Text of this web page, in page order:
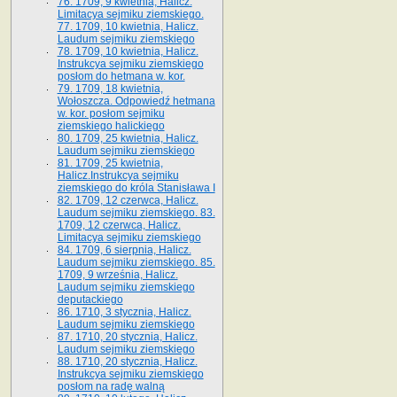
Limitacya sejmiku ziemskiego.
77. 1709, 10 kwietnia, Halicz.
Laudum sejmiku ziemskiego
78. 1709, 10 kwietnia, Halicz.
Instrukcya sejmiku ziemskiego
posłom do hetmana w. kor.
79. 1709, 18 kwietnia,
Wołoszcza. Odpowiedź hetmana
w. kor. posłom sejmiku
ziemskiego halickiego
80. 1709, 25 kwietnia, Halicz.
Laudum sejmiku ziemskiego
81. 1709, 25 kwietnia,
Halicz.Instrukcya sejmiku
ziemskiego do króla Stanisława I
82. 1709, 12 czerwca, Halicz.
Laudum sejmiku ziemskiego. 83.
1709, 12 czerwca, Halicz.
Limitacya sejmiku ziemskiego
84. 1709, 6 sierpnia, Halicz.
Laudum sejmiku ziemskiego. 85.
1709, 9 września, Halicz.
Laudum sejmiku ziemskiego
deputackiego
86. 1710, 3 stycznia, Halicz.
Laudum sejmiku ziemskiego
87. 1710, 20 stycznia, Halicz.
Laudum sejmiku ziemskiego
88. 1710, 20 stycznia, Halicz.
Instrukcya sejmiku ziemskiego
posłom na radę walną